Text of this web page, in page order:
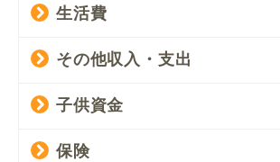
生活費
その他収入・支出
子供資金
保険